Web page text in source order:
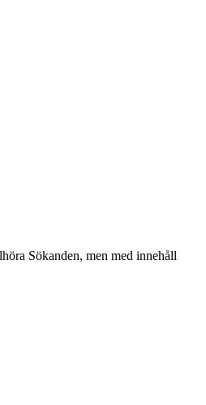
Sökanden, men med innehåll